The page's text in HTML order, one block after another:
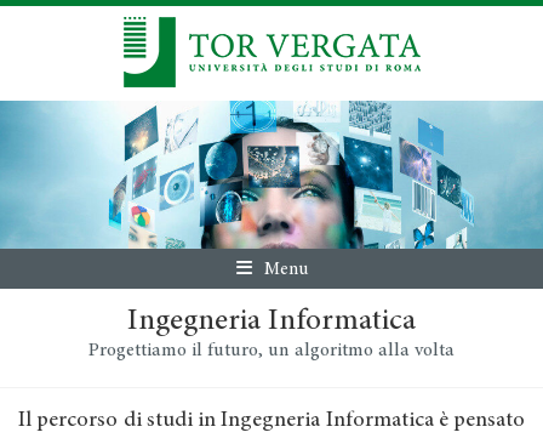
Menu
Ingegneria Informatica
Progettiamo il futuro, un algoritmo alla volta
Il percorso di studi in Ingegneria Informatica è pensato